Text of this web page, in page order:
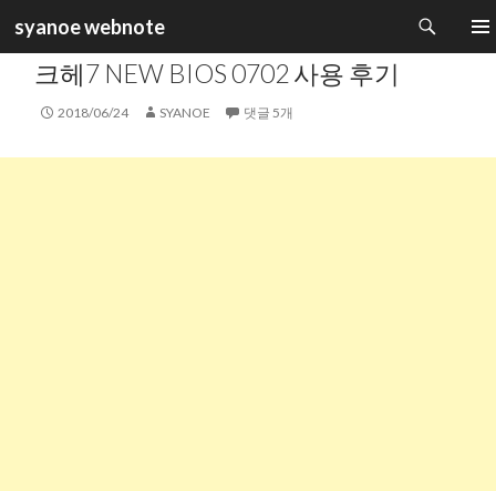
syanoe webnote
색
너
카테고리 :
크헤7 NEW BIOS 0702 사용 후기
2018/06/24 SYANOE 댓글 5개